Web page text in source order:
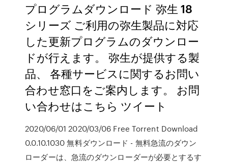
プログラムダウンロード 弥生 18
シリーズ ご利用の弥生製品に対応
した更新プログラムのダウンロー
ドが行えます。 弥生が提供する製
品、 各種サービスに関するお問い
合わせ窓口をご案内します。 お問
い合わせはこちら ツイート
2020/06/01 2020/03/06 Free Torrent Download
0.0.10.1030 無料ダウンロード - 無料急流のダウン
ローダーは、急流のダウンローダーが必要とするす